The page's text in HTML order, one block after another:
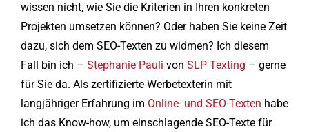
wissen nicht, wie Sie die Kriterien in Ihren konkreten
Projekten umsetzen können? Oder haben Sie keine Zeit
dazu, sich dem SEO-Texten zu widmen? Ich diesem
Fall bin ich – Stephanie Pauli von SLP Texting – gerne
für Sie da. Als zertifizierte Werbetexterin mit
langjähriger Erfahrung im Online- und SEO-Texten habe
ich das Know-how, um einschlagende SEO-Texte für